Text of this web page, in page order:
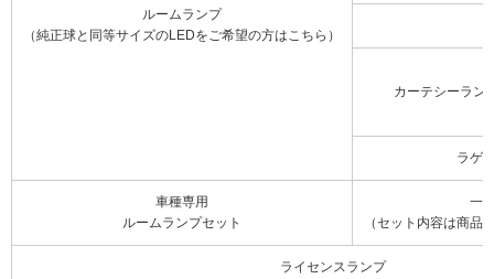
ルームランプ
（純正球と同等サイズのLEDをご希望の方はこちら）
カーテシーラン
ラゲ
車種専用
ルームランプセット
一
（セット内容は商品
ライセンスランプ